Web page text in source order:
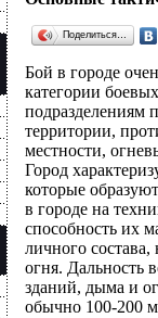
Поделиться…
Бой в городе
категории
подразделениям
территории,
местности,
Город
которые
в городе на
способность их
личного
огня. Дальность
зданий, дыма и
обычно 100-200